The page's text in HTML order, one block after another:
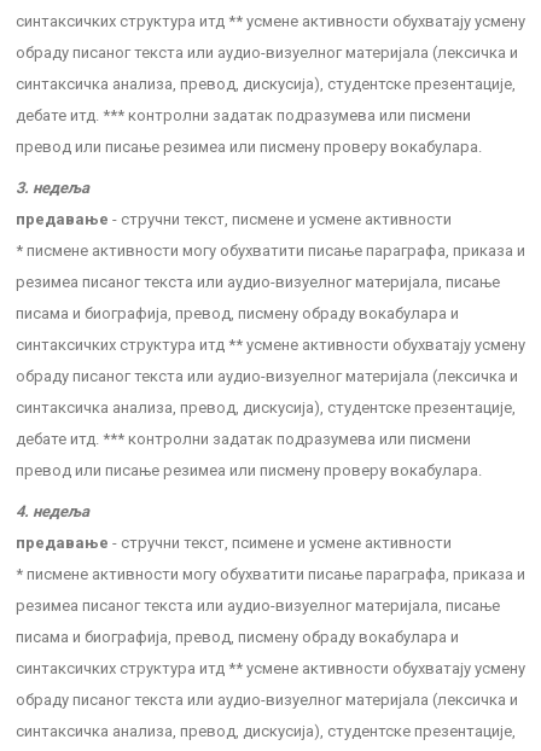
синтаксичких структура итд ** усмене активности обухватају усмену
обраду писаног текста или аудио-визуелног материјала (лексичка и
синтаксичка анализа, превод, дискусија), студентске презентације,
дебате итд. *** контролни задатак подразумева или писмени
превод или писање резимеа или писмену проверу вокабулара.
3. недеља
предавање - стручни текст, писмене и усмене активности
* писмене активности могу обухватити писање параграфа, приказа и
резимеа писаног текста или аудио-визуелног материјала, писање
писама и биографија, превод, писмену обраду вокабулара и
синтаксичких структура итд ** усмене активности обухватају усмену
обраду писаног текста или аудио-визуелног материјала (лексичка и
синтаксичка анализа, превод, дискусија), студентске презентације,
дебате итд. *** контролни задатак подразумева или писмени
превод или писање резимеа или писмену проверу вокабулара.
4. недеља
предавање - стручни текст, псимене и усмене активности
* писмене активности могу обухватити писање параграфа, приказа и
резимеа писаног текста или аудио-визуелног материјала, писање
писама и биографија, превод, писмену обраду вокабулара и
синтаксичких структура итд ** усмене активности обухватају усмену
обраду писаног текста или аудио-визуелног материјала (лексичка и
синтаксичка анализа, превод, дискусија), студентске презентације,